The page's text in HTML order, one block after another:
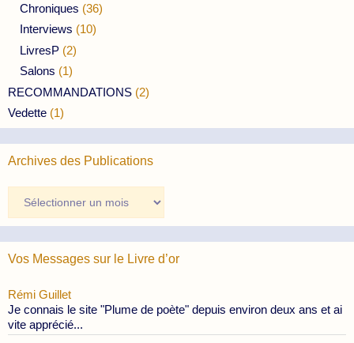
Chroniques (36)
Interviews (10)
LivresP (2)
Salons (1)
RECOMMANDATIONS (2)
Vedette (1)
Archives des Publications
des
Publications
Vos Messages sur le Livre d’or
Rémi Guillet
Je connais le site "Plume de poète" depuis environ deux ans et ai
vite apprécié...